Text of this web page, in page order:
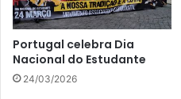
Portugal celebra Dia
Nacional do Estudante
24/03/2026